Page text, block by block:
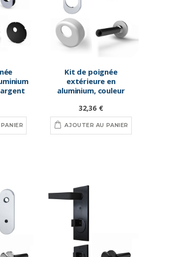
argent
Kit de poignée
extérieure en
aluminium, couleur
32,36 €
AJOUTER AU PANIER